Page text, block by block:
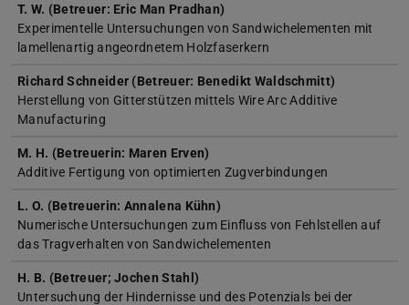
T. W. (Betreuer: Eric Man Pradhan)
Experimentelle Untersuchungen von Sandwichelementen mit
lamellenartig angeordnetem Holzfaserkern
Richard Schneider (Betreuer: Benedikt Waldschmitt)
Herstellung von Gitterstützen mittels Wire Arc Additive
Manufacturing
M. H. (Betreuerin: Maren Erven)
Additive Fertigung von optimierten Zugverbindungen
L. O. (Betreuerin: Annalena Kühn)
Numerische Untersuchungen zum Einfluss von Fehlstellen auf
das Tragverhalten von Sandwichelementen
H. B. (Betreuer; Jochen Stahl)
Untersuchung der Hindernisse und des Potenzials bei der